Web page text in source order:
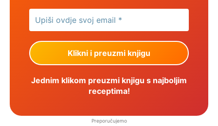
Jednim klikom preuzmi knjigu s najboljim
receptima!
Preporučujemo